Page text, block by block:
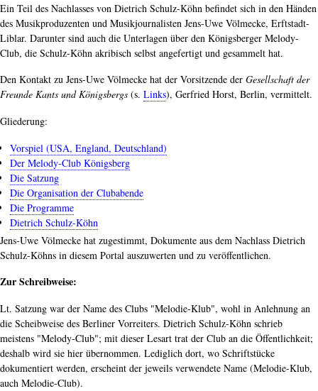
Ein Teil des Nachlasses von Dietrich Schulz-Köhn befindet sich in den Händen
des Musikproduzenten und Musikjournalisten Jens-Uwe Völmecke, Erftstadt-
Liblar. Darunter sind auch die Unterlagen über den Königsberger Melody-
Club, die Schulz-Köhn akribisch selbst angefertigt und gesammelt hat.
Den Kontakt zu Jens-Uwe Völmecke hat der Vorsitzende der Gesellschaft der
Freunde Kants und Königsbergs (s. Links), Gerfried Horst, Berlin, vermittelt.
Gliederung:
Vorspiel (USA, England, Deutschland)
Der Melody-Club Königsberg
Die Satzung
Die Organisation der Clubabende
Die Programme
Dietrich Schulz-Köhn
Jens-Uwe Völmecke hat zugestimmt, Dokumente aus dem Nachlass Dietrich
Schulz-Köhns in diesem Portal auszuwerten und zu veröffentlichen.
Zur Schreibweise:
Lt. Satzung war der Name des Clubs "Melodie-Klub", wohl in Anlehnung an
die Scheibweise des Berliner Vorreiters. Dietrich Schulz-Köhn schrieb
meistens "Melody-Club"; mit dieser Lesart trat der Club an die Öffentlichkeit;
deshalb wird sie hier übernommen. Lediglich dort, wo Schriftstücke
dokumentiert werden, erscheint der jeweils verwendete Name (Melodie-Klub,
auch Melodie-Club).